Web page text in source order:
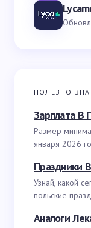
ПОЛЕЗНО
Зарплата В
Размер
января 2026
Праздники
Узнай, какой
польские
Аналоги